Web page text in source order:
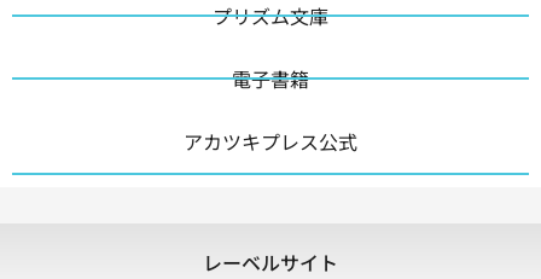
プリズム文庫
電子書籍
アカツキプレス公式
レーベルサイト